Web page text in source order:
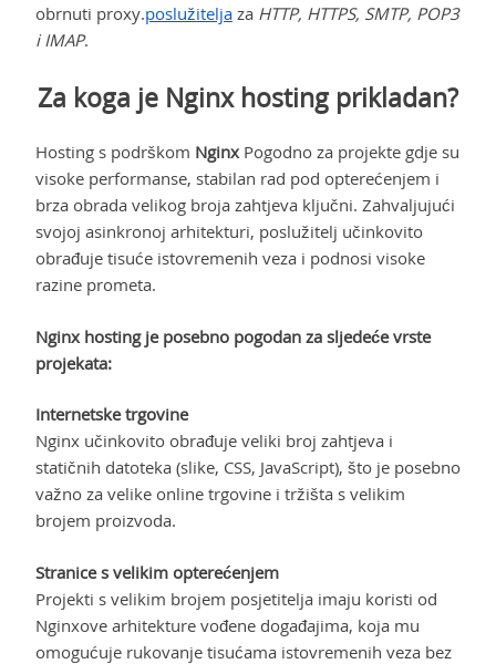
obrnuti proxy.poslužitelja za HTTP, HTTPS, SMTP, POP3
i IMAP.
Za koga je Nginx hosting prikladan?
Hosting s podrškom NginxPogodno za projekte gdje su
visoke performanse, stabilan rad pod opterećenjem i
brza obrada velikog broja zahtjeva ključni. Zahvaljujući
svojoj asinkronoj arhitekturi, poslužitelj učinkovito
obrađuje tisuće istovremenih veza i podnosi visoke
razine prometa.
Nginx hosting je posebno pogodan za sljedeće vrste
projekata:
Internetske trgovine
Nginx učinkovito obrađuje veliki broj zahtjeva i
statičnih datoteka (slike, CSS, JavaScript), što je posebno
važno za velike online trgovine i tržišta s velikim
brojem proizvoda.
Stranice s velikim opterećenjem
Projekti s velikim brojem posjetitelja imaju koristi od
Nginxove arhitekture vođene događajima, koja mu
omogućuje rukovanje tisućama istovremenih veza bez